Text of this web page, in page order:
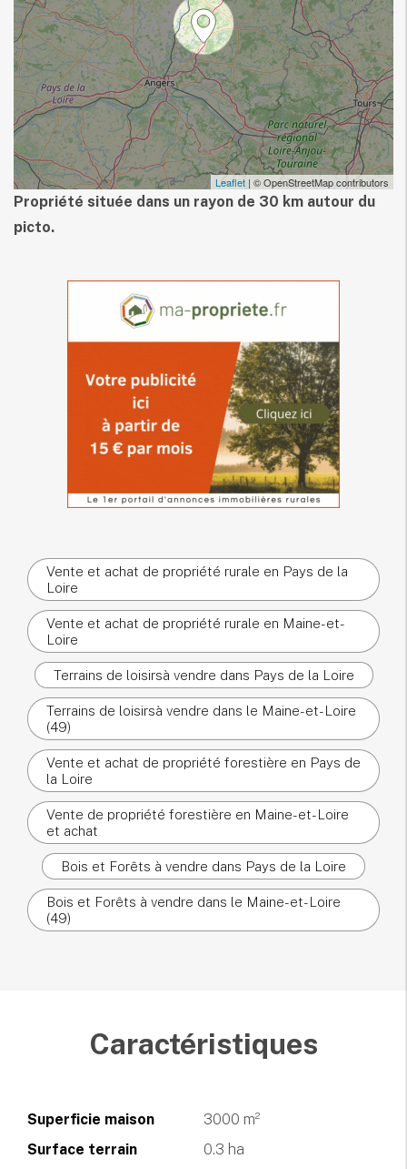
Leaflet | © OpenStreetMap contributors
Propriété située dans un rayon de 30 km autour du
picto.
Vente et achat de propriété rurale en Pays de la
Loire
Vente et achat de propriété rurale en Maine-et-
Loire
Terrains de loisirsà vendre dans Pays de la Loire
Terrains de loisirsà vendre dans le Maine-et-Loire
(49)
Vente et achat de propriété forestière en Pays de
la Loire
Vente de propriété forestière en Maine-et-Loire
et achat
Bois et Forêts à vendre dans Pays de la Loire
Bois et Forêts à vendre dans le Maine-et-Loire
(49)
Caractéristiques
Superficie maison
3000 m²
Surface terrain
0.3 ha